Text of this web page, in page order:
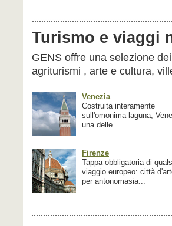
Turismo e viaggi
GENS offre una selezione
agriturismi , arte e cultura,
Venezia
Costruita interamente
sull'omonima laguna,
una delle...
Firenze
Tappa obbligatoria di
viaggio europeo: città
per antonomasia...